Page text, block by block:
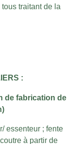
traitant de la
:
de fabrication de
essenteur ; fente
à partir de